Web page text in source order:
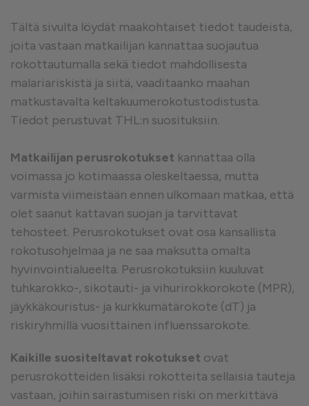
Tältä sivulta löydät maakohtaiset tiedot taudeista,
joita vastaan matkailijan kannattaa suojautua
rokottautumalla sekä tiedot mahdollisesta
malariariskistä ja siitä, vaaditaanko maahan
matkustavalta keltakuumerokotustodistusta.
Tiedot perustuvat THL:n suosituksiin.
Matkailijan perusrokotukset kannattaa olla
voimassa jo kotimaassa oleskeltaessa, mutta
varmista viimeistään ennen ulkomaan matkaa, että
olet saanut kattavan suojan ja tarvittavat
tehosteet. Perusrokotukset ovat osa kansallista
rokotusohjelmaa ja ne saa maksutta omalta
hyvinvointialueelta. Perusrokotuksiin kuuluvat
tuhkarokko-, sikotauti- ja vihurirokkorokote (MPR),
jäykkäkouristus- ja kurkkumätärokote (dT) ja
riskiryhmillä vuosittainen influenssarokote.
Kaikille suositeltavat rokotukset ovat
perusrokotteiden lisäksi rokotteita sellaisia tauteja
vastaan, joihin sairastumisen riski on merkittävä